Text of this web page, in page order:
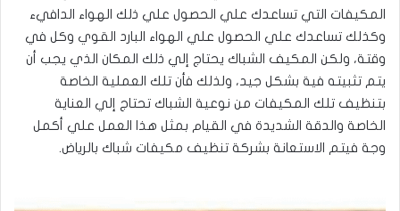
المكيفات التي تساعدك علي الحصول علي ذلك الهواء الدافيء
وكذلك تساعدك علي الحصول علي الهواء البارد القوي وكل في
وقتة، ولكن المكيف الشباك يحتاج إلي ذلك المكان الذي يجب أن
يتم تثبيته فية بشكل جيد، ولذلك فأن تلك العملية الخاصة
بتنظيف تلك المكيفات من نوعية الشباك تحتاج إلي العناية
الخاصة والدقة الشديدة في القيام بمثل هذا العمل علي أكمل
وجة فيتم الاستعانة بشركة تنظيف مكيفات شباك بالرياض.